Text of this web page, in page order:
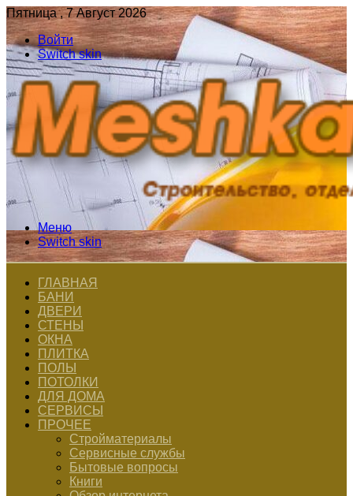
Пятница , 7 Август 2026
Войти
Switch skin
Меню
Switch skin
ГЛАВНАЯ
БАНИ
ДВЕРИ
СТЕНЫ
ОКНА
ПЛИТКА
ПОЛЫ
ПОТОЛКИ
ДЛЯ ДОМА
СЕРВИСЫ
ПРОЧЕЕ
Стройматериалы
Сервисные службы
Бытовые вопросы
Книги